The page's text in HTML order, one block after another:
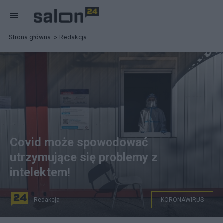
Strona główna Redakcja
Covid może spowodować
utrzymujące się problemy z
intelektem!
Redakcja KORONAWIRUS